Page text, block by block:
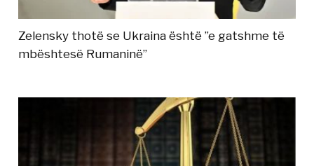
Zelensky thotë se Ukraina është ”e gatshme të
mbështesë Rumaninë”